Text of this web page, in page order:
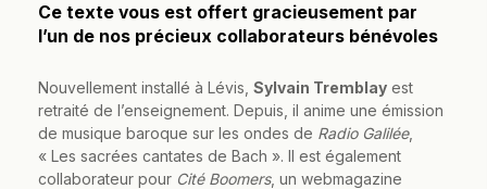
Ce texte vous est offert gracieusement par
l’un de nos précieux collaborateurs bénévoles
Nouvellement installé à Lévis, Sylvain Tremblay est
retraité de l’enseignement. Depuis, il anime une émission
de musique baroque sur les ondes de Radio Galilée,
« Les sacrées cantates de Bach ». Il est également
collaborateur pour Cité Boomers, un webmagazine